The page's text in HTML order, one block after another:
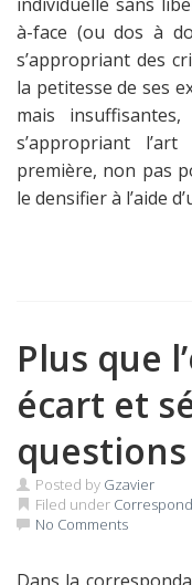
à-face (ou dos à
s’appropriant des
la petitesse de ses
mais
s’appropriant
première, non pas
le densifier à l’aide
Plus que
écart et
questions
Posted by Gzavier
Filed under
No Comments